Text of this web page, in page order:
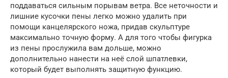
поддаваться сильным порывам ветра. Все неточности и
лишние кусочки пены легко можно удалить при
помощи канцелярского ножа, придав скульптуре
максимально точную форму. А для того чтобы фигурка
из пены прослужила вам дольше, можно
дополнительно нанести на неё слой шпатлевки,
который будет выполнять защитную функцию.